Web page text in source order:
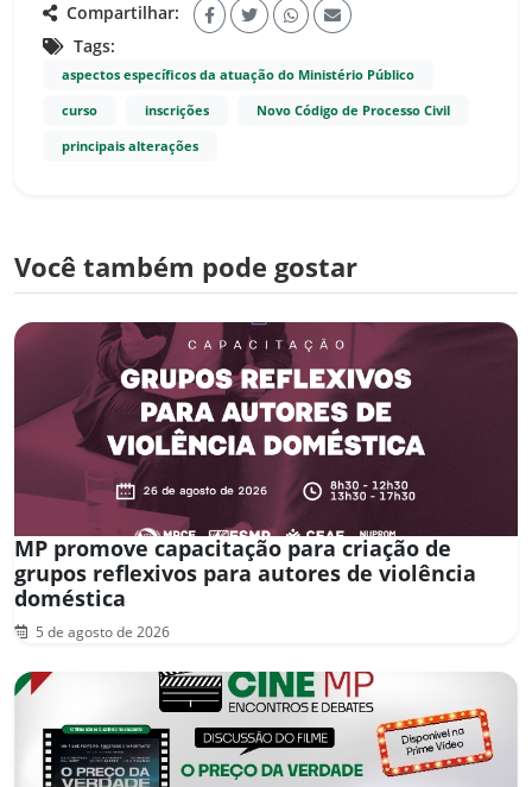
Compartilhar:
Tags:
aspectos específicos da atuação do Ministério Público
curso inscrições Novo Código de Processo Civil
principais alterações
Você também pode gostar
MP promove capacitação para criação de
grupos reflexivos para autores de violência
doméstica
5 de agosto de 2026